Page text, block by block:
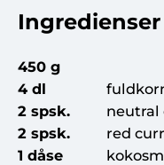
Ingredienser
450 g
4 dl
2 spsk.
neutral
2 spsk.
red
1 dåse